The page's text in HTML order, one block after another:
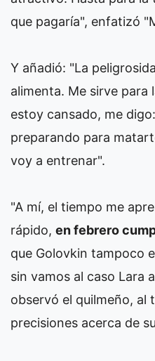
que pagaría", enfatizó
Y añadió: "La
alimenta. Me sirve para
estoy cansado, me
preparando para
voy a entrenar".
"A mí, el tiempo me
rápido, en febrero
que Golovkin tampoco
sin vamos al caso Lara
observó el quilmeño, al
precisiones acerca de